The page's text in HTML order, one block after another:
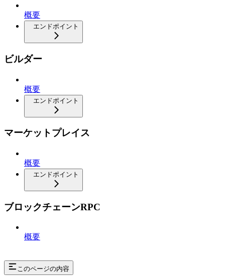
概要
エンドポイント
ビルダー
概要
エンドポイント
マーケットプレイス
概要
エンドポイント
ブロックチェーンRPC
概要
このページの内容